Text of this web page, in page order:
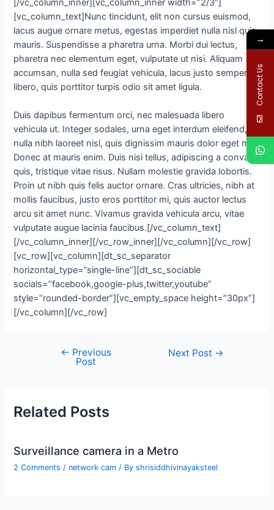
[/vc_column_inner][vc_column_inner width=”2/3″]
[vc_column_text]Nunc tincidunt, elit non cursus euismod,
lacus augue ornare metus, egestas imperdiet nulla nisl quis
mauris. Suspendisse a pharetra urna. Morbi dui lectus,
pharetra nec elementum eget, vulputate ut nisi. Aliquam
accumsan, nulla sed feugiat vehicula, lacus justo semper
libero, quis porttitor turpis odio sit amet ligula.
Duis dapibus fermentum orci, nec malesuada libero
vehicula ut. Integer sodales, urna eget interdum eleifend,
nulla nibh laoreet nisl, quis dignissim mauris dolor eget mi.
Donec at mauris enim. Duis nisi tellus, adipiscing a convallis
quis, tristique vitae risus. Nullam molestie gravida lobortis.
Proin ut nibh quis felis auctor ornare. Cras ultricies, nibh at
mollis faucibus, justo eros porttitor mi, quis auctor lectus
arcu sit amet nunc. Vivamus gravida vehicula arcu, vitae
vulputate augue lacinia faucibus.[/vc_column_text]
[/vc_column_inner][/vc_row_inner][/vc_column][/vc_row]
[vc_row][vc_column][dt_sc_separator
horizontal_type=”single-line”][dt_sc_sociable
socials=”facebook,google-plus,twitter,youtube”
style=”rounded-border”][vc_empty_space height=”30px”]
[/vc_column][/vc_row]
← Previous
Post
Next Post →
Related Posts
Surveillance camera in a Metro
2 Comments / network cam / Byshrisiddhivinayaksteel
→
Contact Us